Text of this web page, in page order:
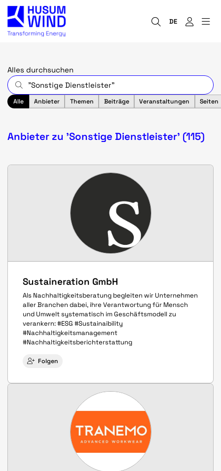
DE
Alles durchsuchen
Alle Anbieter Themen Beiträge Veranstaltungen Seiten
Anbieter zu 'Sonstige Dienstleister' (115)
Sustaineration GmbH
Als Nachhaltigkeitsberatung begleiten wir Unternehmen
aller Branchen dabei, ihre Verantwortung für Mensch
und Umwelt systematisch im Geschäftsmodell zu
verankern: #ESG #Sustainaibility
#Nachhaltigkeitsmanagement
#Nachhaltigkeitsberichterstattung
Folgen